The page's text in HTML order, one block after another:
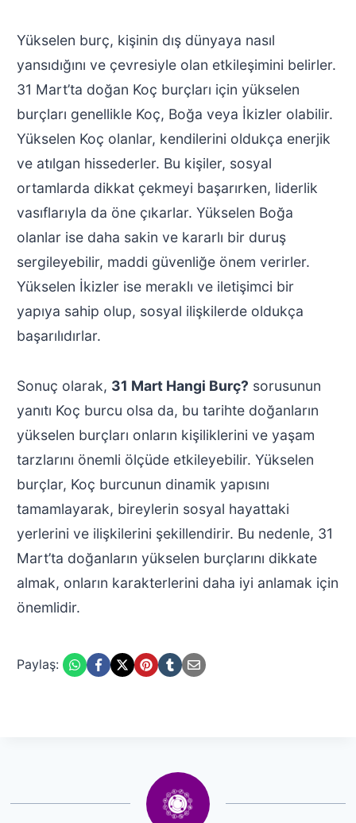
Yükselen burç, kişinin dış dünyaya nasıl
yansıdığını ve çevresiyle olan etkileşimini belirler.
31 Mart’ta doğan Koç burçları için yükselen
burçları genellikle Koç, Boğa veya İkizler olabilir.
Yükselen Koç olanlar, kendilerini oldukça enerjik
ve atılgan hissederler. Bu kişiler, sosyal
ortamlarda dikkat çekmeyi başarırken, liderlik
vasıflarıyla da öne çıkarlar. Yükselen Boğa
olanlar ise daha sakin ve kararlı bir duruş
sergileyebilir, maddi güvenliğe önem verirler.
Yükselen İkizler ise meraklı ve iletişimci bir
yapıya sahip olup, sosyal ilişkilerde oldukça
başarılıdırlar.
Sonuç olarak, 31 Mart Hangi Burç? sorusunun
yanıtı Koç burcu olsa da, bu tarihte doğanların
yükselen burçları onların kişiliklerini ve yaşam
tarzlarını önemli ölçüde etkileyebilir. Yükselen
burçlar, Koç burcunun dinamik yapısını
tamamlayarak, bireylerin sosyal hayattaki
yerlerini ve ilişkilerini şekillendirir. Bu nedenle, 31
Mart’ta doğanların yükselen burçlarını dikkate
almak, onların karakterlerini daha iyi anlamak için
önemlidir.
Paylaş: